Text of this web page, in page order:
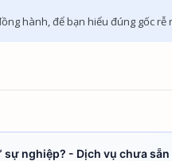
hành, để bạn hiểu đúng gốc
sự nghiệp? - Dịch vụ chưa